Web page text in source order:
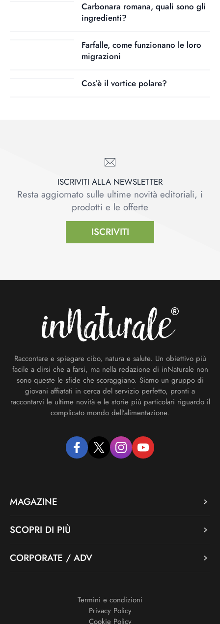
Carbonara romana, quali sono gli
ingredienti?
Farfalle, come funzionano le loro
migrazioni
Cos’è il vortice polare?
ISCRIVITI ALLA NEWSLETTER
Resta aggiornato sulle ultime novità editoriali, i
prodotti e le offerte
ISCRIVITI
Raccontare e spiegare cibo, natura e salute. Un obiettivo più
facile a dirsi che a farsi, ma nella redazione di inNaturale non
sono queste le sfide che scoraggiano. Siamo un gruppo di
giovani affiatati in cerca del servizio perfetto, pronti a
raccontarvi le ultime novità e le storie più particolari riguardo il
complicato mondo dell’alimentazione.
facebooktwitter instagramyoutube
MAGAZINE
SCOPRI DI PIÙ
CORPORATE / ADV
Termini e condizioni
Privacy Policy
Cookie Policy